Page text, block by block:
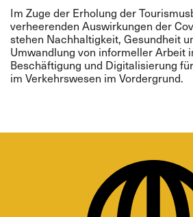
Im Zuge der Erholung der
verheerenden Auswirkungen der
stehen Nachhaltigkeit, Gesundheit
Umwandlung von informeller Arbeit
Beschäftigung und Digitalisierung
im Verkehrswesen im Vordergrund.